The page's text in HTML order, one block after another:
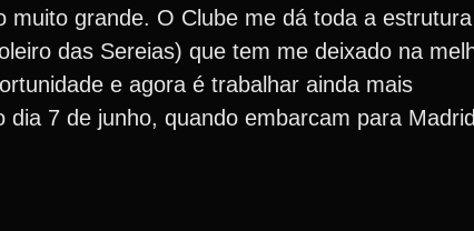
muito grande. O Clube me dá toda a
das Sereias) que tem me deixado na
e agora é trabalhar ainda mais
7 de junho, quando embarcam para